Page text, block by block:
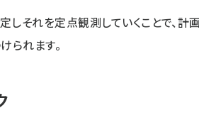
しそれを定点観測していくことで、
られます。